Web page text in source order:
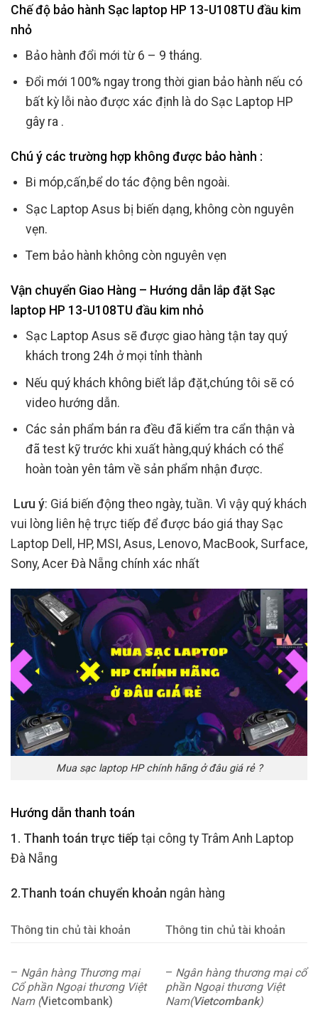
Chế độ bảo hành Sạc laptop HP 13-U108TU đầu kim
nhỏ
Bảo hành đổi mới từ 6 – 9 tháng.
Đổi mới 100% ngay trong thời gian bảo hành nếu có
bất kỳ lỗi nào được xác định là do Sạc Laptop HP
gây ra .
Chú ý các trường hợp không được bảo hành :
Bi móp,cấn,bể do tác động bên ngoài.
Sạc Laptop Asus bị biến dạng, không còn nguyên
vẹn.
Tem bảo hành không còn nguyên vẹn
Vận chuyển Giao Hàng – Hướng dẫn lắp đặt Sạc
laptop HP 13-U108TU đầu kim nhỏ
Sạc Laptop Asus sẽ được giao hàng tận tay quý
khách trong 24h ở mọi tỉnh thành
Nếu quý khách không biết lắp đặt,chúng tôi sẽ có
video hướng dẫn.
Các sản phẩm bán ra đều đã kiểm tra cẩn thận và
đã test kỹ trước khi xuất hàng,quý khách có thể
hoàn toàn yên tâm về sản phẩm nhận được.
Lưu ý: Giá biến động theo ngày, tuần. Vì vậy quý khách
vui lòng liên hệ trực tiếp để được báo giá thay Sạc
Laptop Dell, HP, MSI, Asus, Lenovo, MacBook, Surface,
Sony, Acer Đà Nẵng chính xác nhất
Mua sạc laptop HP chính hãng ở đâu giá rẻ ?
Hướng dẫn thanh toán
1. Thanh toán trực tiếp tại công ty Trâm Anh Laptop
Đà Nẵng
2.Thanh toán chuyển khoản ngân hàng
Thông tin chủ tài khoản Thông tin chủ tài khoản
– Ngân hàng Thương mại
Cổ phần Ngoại thương Việt
Nam (Vietcombank)
– Ngân hàng thương mại cổ
phần Ngoại thương Việt
Nam(Vietcombank)